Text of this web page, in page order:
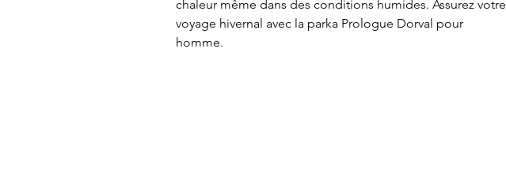
chaleur même dans des conditions humides. Assurez votre
voyage hivernal avec la parka Prologue Dorval pour
homme.